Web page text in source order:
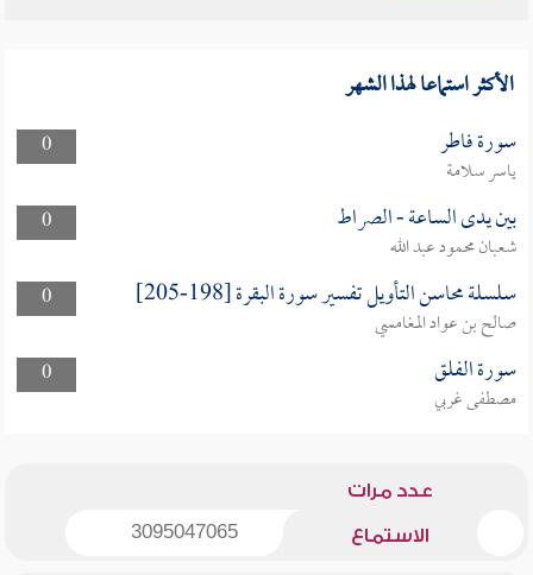
الأكثر استماعا لهذا الشهر
0 سورة فاطر
ياسر سلامة
0
بين يدى الساعة - الصراط
شعبان محمود عبد الله
0
سلسلة محاسن التأويل تفسير سورة البقرة [198-205]
صالح بن عواد المغامسي
0
سورة الفلق
مصطفى غربي
عدد مرات
الاستماع 3095047065